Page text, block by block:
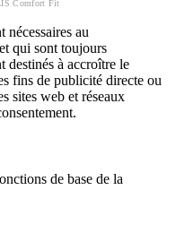
Comfort Fit
nécessaires au
qui sont toujours
destinés à accroître le
fins de publicité directe ou
sites web et réseaux
de base de la